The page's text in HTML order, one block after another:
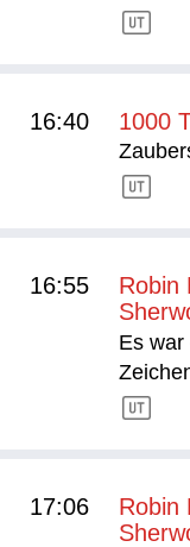
16:40 1000
16:55
Robin
Es war
17:06
Robin